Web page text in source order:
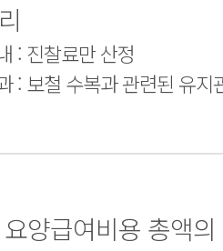
: 진찰료만 산정
: 보철 수복과 관련된 유지
양급여비용 총액